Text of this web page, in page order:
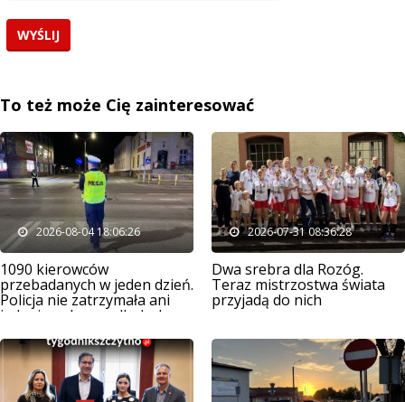
To też może Cię zainteresować
2026-08-04 18:06:26
1090 kierowców
przebadanych w jeden dzień.
Policja nie zatrzymała ani
jednej osoby po alkoholu
2026-07-31 08:36:28
Dwa srebra dla Rozóg.
Teraz mistrzostwa świata
przyjadą do nich